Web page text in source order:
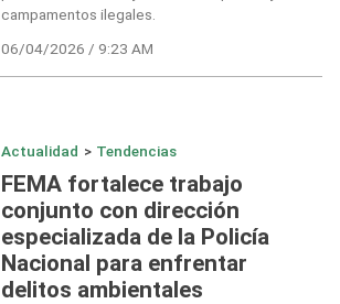
campamentos ilegales.
06/04/2026 / 9:23 AM
Actualidad > Tendencias
FEMA fortalece trabajo
conjunto con dirección
especializada de la Policía
Nacional para enfrentar
delitos ambientales